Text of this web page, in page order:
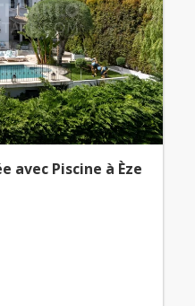
avec Piscine à Èze